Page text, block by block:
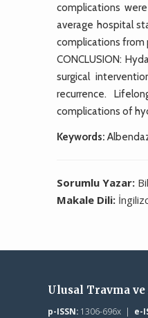
complications
average hospital
complications from
CONCLUSION:
surgical
recurrence.
complications of
Keywords:
Sorumlu Yazar:
Makale Dili:
Ulusal Travma
p-ISSN:1306-696x | e-